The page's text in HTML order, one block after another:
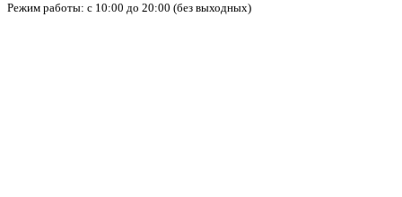
Режим работы: с 10:00 до 20:00 (без выходных)